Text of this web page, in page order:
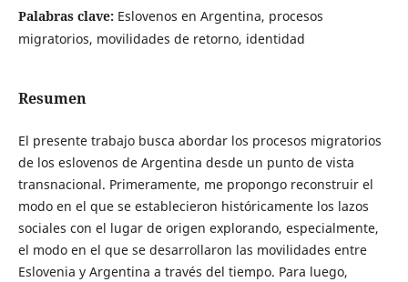
Palabras clave: Eslovenos en Argentina, procesos
migratorios, movilidades de retorno, identidad
Resumen
El presente trabajo busca abordar los procesos migratorios
de los eslovenos de Argentina desde un punto de vista
transnacional. Primeramente, me propongo reconstruir el
modo en el que se establecieron históricamente los lazos
sociales con el lugar de origen explorando, especialmente,
el modo en el que se desarrollaron las movilidades entre
Eslovenia y Argentina a través del tiempo. Para luego,